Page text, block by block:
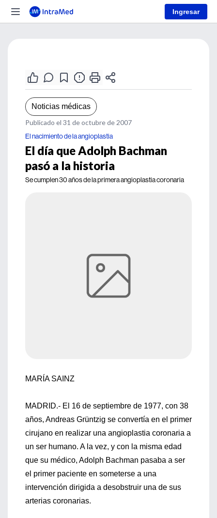
Ingresar
Noticias médicas
Publicado el 31 de octubre de 2007
El nacimiento de la angioplastia
El día que Adolph Bachman
pasó a la historia
Se cumplen 30 años de la primera angioplastia coronaria
MARÍA SAINZ
MADRID.- El 16 de septiembre de 1977, con 38
años, Andreas Grüntzig se convertía en el primer
cirujano en realizar una angioplastia coronaria a
un ser humano. A la vez, y con la misma edad
que su médico, Adolph Bachman pasaba a ser
el primer paciente en someterse a una
intervención dirigida a desobstruir una de sus
arterias coronarias.